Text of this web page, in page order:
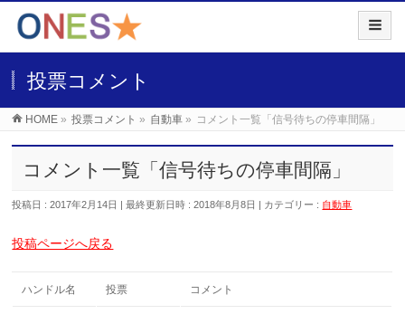
投票コメント
HOME » 投票コメント » 自動車 » コメント一覧「信号待ちの停車間隔」
コメント一覧「信号待ちの停車間隔」
投稿日 : 2017年2月14日 最終更新日時 : 2018年8月8日 カテゴリー : 自動車
投稿ページへ戻る
ハンドル名 投票 コメント